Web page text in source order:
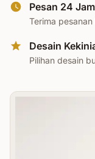
Pesan 24 Jam
Terima
Desain
Pilihan desain